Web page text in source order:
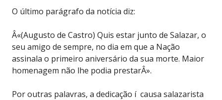
O último parágrafo da notícia diz:
Â«(Augusto de Castro) Quis estar junto de Salazar, o
seu amigo de sempre, no dia em que a Nação
assinala o primeiro aniversário da sua morte. Maior
homenagem não lhe podia prestarÂ».
Por outras palavras, a dedicação í causa salazarista